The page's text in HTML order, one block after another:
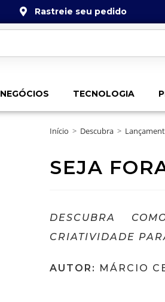
Rastreie seu pedido
NEGÓCIOS TECNOLOGIA
Início > Descubra >
SEJA
DESCUBRA
CRIATIVIDADE
AUTOR: MÁRCIO